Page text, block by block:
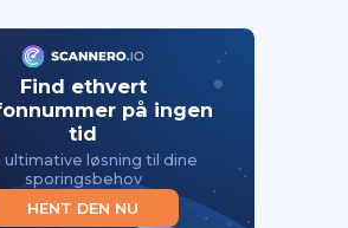
Find ethvert
på ingen
tid
ultimative løsning til dine
sporingsbehov
HENT DEN NU